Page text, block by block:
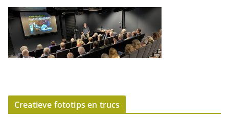
Creatieve fototips en trucs